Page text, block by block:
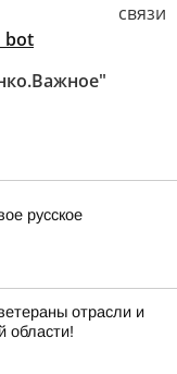
связи
русское
отрасли и
области!